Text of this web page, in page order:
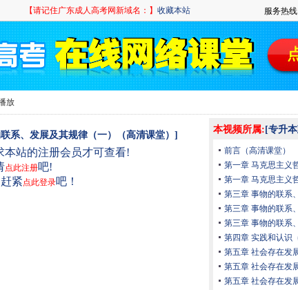
【请记住广东成人高考网新域名：】 收藏本站 服务热线
放
系、发展及其规律（一）（高清课堂）]
本站的注册会员才可查看!
点此注册吧!
紧点此登录吧！
本视频所属: [专升
前言（高清课堂）
第一章 马克思主义
第一章 马克思主义
第三章 事物的联系
第三章 事物的联系
第三章 事物的联系
第四章 实践和认识
第五章 社会存在发
第五章 社会存在发
第五章 社会存在发